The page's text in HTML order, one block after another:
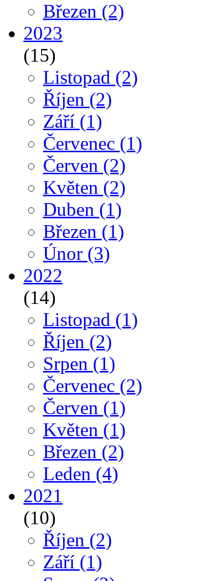
Březen (2)
2023
(15)
Listopad (2)
Říjen (2)
Září (1)
Červenec (1)
Červen (2)
Květen (2)
Duben (1)
Březen (1)
Únor (3)
2022
(14)
Listopad (1)
Říjen (2)
Srpen (1)
Červenec (2)
Červen (1)
Květen (1)
Březen (2)
Leden (4)
2021
(10)
Říjen (2)
Září (1)